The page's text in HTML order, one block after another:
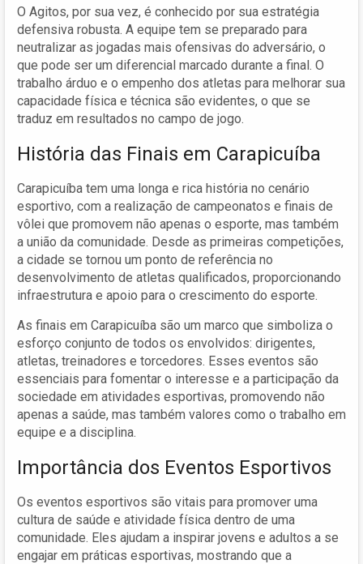
O Agitos, por sua vez, é conhecido por sua estratégia
defensiva robusta. A equipe tem se preparado para
neutralizar as jogadas mais ofensivas do adversário, o
que pode ser um diferencial marcado durante a final. O
trabalho árduo e o empenho dos atletas para melhorar sua
capacidade física e técnica são evidentes, o que se
traduz em resultados no campo de jogo.
História das Finais em Carapicuíba
Carapicuíba tem uma longa e rica história no cenário
esportivo, com a realização de campeonatos e finais de
vôlei que promovem não apenas o esporte, mas também
a união da comunidade. Desde as primeiras competições,
a cidade se tornou um ponto de referência no
desenvolvimento de atletas qualificados, proporcionando
infraestrutura e apoio para o crescimento do esporte.
As finais em Carapicuíba são um marco que simboliza o
esforço conjunto de todos os envolvidos: dirigentes,
atletas, treinadores e torcedores. Esses eventos são
essenciais para fomentar o interesse e a participação da
sociedade em atividades esportivas, promovendo não
apenas a saúde, mas também valores como o trabalho em
equipe e a disciplina.
Importância dos Eventos Esportivos
Os eventos esportivos são vitais para promover uma
cultura de saúde e atividade física dentro de uma
comunidade. Eles ajudam a inspirar jovens e adultos a se
engajar em práticas esportivas, mostrando que a